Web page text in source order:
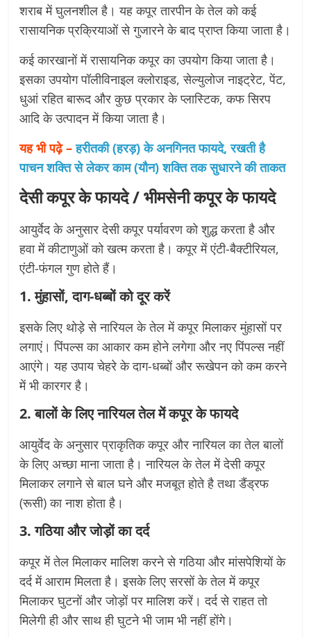
शराब में घुलनशील है। यह कपूर तारपीन के तेल को कई
रासायनिक प्रक्रियाओं से गुजारने के बाद प्राप्त किया जाता है।
कई कारखानों में रासायनिक कपूर का उपयोग किया जाता है।
इसका उपयोग पॉलीविनाइल क्लोराइड, सेल्युलोज नाइट्रेट, पेंट,
धुआं रहित बारूद और कुछ प्रकार के प्लास्टिक, कफ सिरप
आदि के उत्पादन में किया जाता है।
यह भी पढ़े – हरीतकी (हरड़) के अनगिनत फायदे, रखती है
पाचन शक्ति से लेकर काम (यौन) शक्ति तक सुधारने की ताकत
देसी कपूर के फायदे/ भीमसेनी कपूर के फायदे
आयुर्वेद के अनुसार देसी कपूर पर्यावरण को शुद्ध करता है और
हवा में कीटाणुओं को खत्म करता है। कपूर में एंटी-बैक्टीरियल,
एंटी-फंगल गुण होते हैं।
1. मुंहासों, दाग-धब्बों को दूर करें
इसके लिए थोड़े से नारियल के तेल में कपूर मिलाकर मुंहासों पर
लगाएं। पिंपल्स का आकार कम होने लगेगा और नए पिंपल्स नहीं
आएंगे। यह उपाय चेहरे के दाग-धब्बों और रूखेपन को कम करने
में भी कारगर है।
2. बालों के लिए नारियल तेल में कपूर के फायदे
आयुर्वेद के अनुसार प्राकृतिक कपूर और नारियल का तेल बालों
के लिए अच्छा माना जाता है। नारियल के तेल में देसी कपूर
मिलाकर लगाने से बाल घने और मजबूत होते है तथा डैंड्रफ
(रूसी) का नाश होता है।
3. गठिया और जोड़ों का दर्द
कपूर में तेल मिलाकर मालिश करने से गठिया और मांसपेशियों के
दर्द में आराम मिलता है। इसके लिए सरसों के तेल में कपूर
मिलाकर घुटनों और जोड़ों पर मालिश करें। दर्द से राहत तो
मिलेगी ही और साथ ही घुटने भी जाम भी नहीं होंगे।